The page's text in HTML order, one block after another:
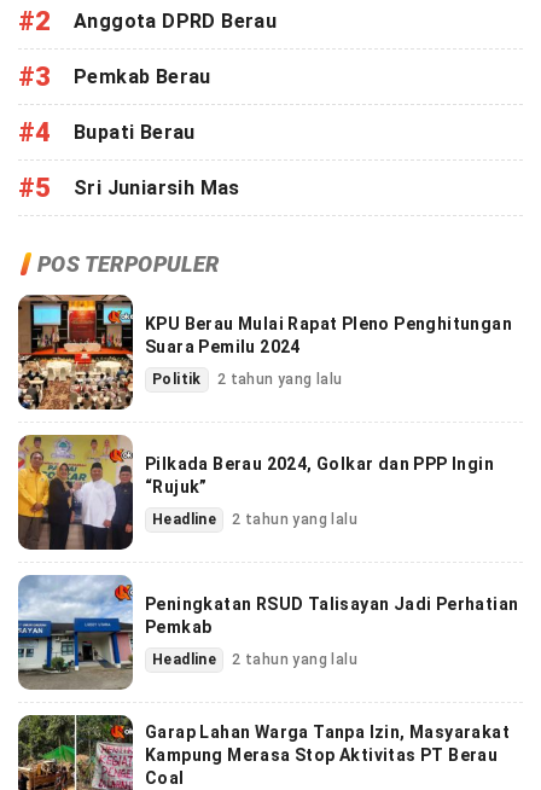
#2 Anggota DPRD Berau
#3 Pemkab Berau
#4 Bupati Berau
#5 Sri Juniarsih Mas
POS TERPOPULER
KPU Berau Mulai Rapat Pleno Penghitungan
Suara Pemilu 2024
Politik 2 tahun yang lalu
Pilkada Berau 2024, Golkar dan PPP Ingin
“Rujuk”
Headline 2 tahun yang lalu
Peningkatan RSUD Talisayan Jadi Perhatian
Pemkab
Headline 2 tahun yang lalu
Garap Lahan Warga Tanpa Izin, Masyarakat
Kampung Merasa Stop Aktivitas PT Berau
Coal